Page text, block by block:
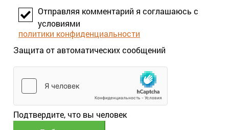
Отправляя комментарий я соглашаюсь с
условиями
политики конфиденциальности
Защита от автоматических сообщений
Подтвердите, что вы человек